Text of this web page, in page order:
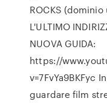
ROCKS (dominio
L'ULTIMO
NUOVA GUIDA:
https://
v=7FvYa9BKFyc
guardare film